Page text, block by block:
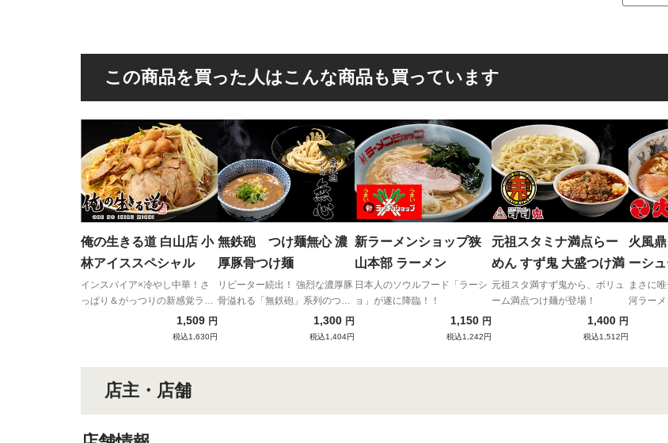
この商品を買った人はこんな商品も買っています
俺の生きる道 白山店 小
林アイススペシャル
インスパイア×冷やし中華！さ
っぱり＆がっつりの新感覚ラー
1,509 円
税込1,630円
無鉄砲 つけ麺無心 濃
厚豚骨つけ麺
リピーター続出！ 強烈な濃厚豚
骨溢れる「無鉄砲」系列のつけ
1,300 円
税込1,404円
新ラーメンショップ狭
山本部 ラーメン
日本人のソウルフード「ラーシ
ョ」が遂に降臨！！
1,150 円
税込1,242円
元祖スタミナ満点らー
めん すず鬼 大盛つけ満
元祖スタ満すず鬼から、ボリュ
ーム満点つけ麺が登場！
1,400 円
税込1,512円
火風
ーシ
まさに
河ラーメ
店主・店舗